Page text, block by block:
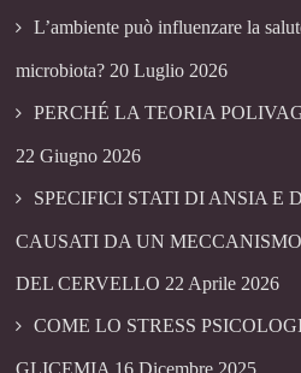
L’ambiente può influenzare la
microbiota? 20 Luglio 2026
PERCHÉ LA TEORIA
22 Giugno 2026
SPECIFICI STATI DI ANSIA E
CAUSATI DA UN
DEL CERVELLO 22 Aprile 2026
COME LO STRESS
GLICEMIA 16 Dicembre 2025